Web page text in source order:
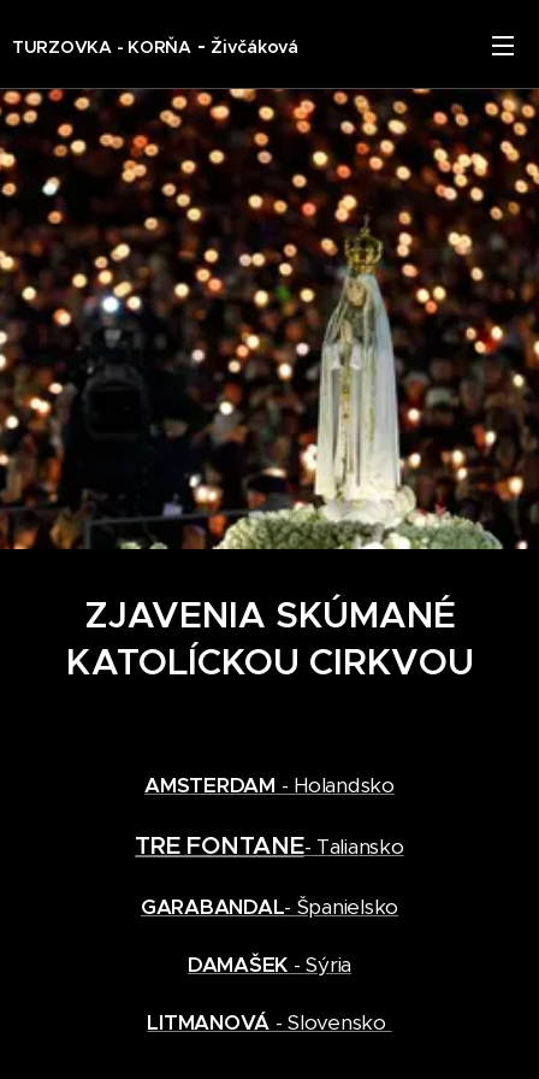
TURZOVKA - KORŇA - Živčáková
ZJAVENIA SKÚMANÉ
KATOLÍCKOU CIRKVOU
AMSTERDAM - Holandsko
TRE FONTANE- Taliansko
GARABANDAL- Španielsko
DAMAŠEK - Sýria
LITMANOVÁ - Slovensko